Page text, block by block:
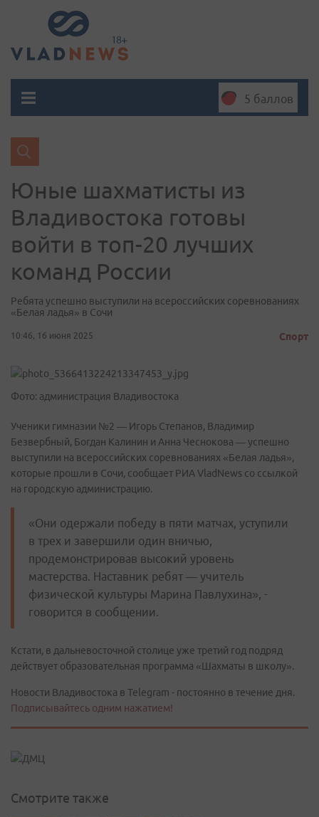
5 баллов
Юные шахматисты из
Владивостока готовы
войти в топ-20 лучших
команд России
Ребята успешно выступили на всероссийских соревнованиях
«Белая ладья» в Сочи
10:46, 16 июня 2025 Спорт
Фото: администрация Владивостока
Ученики гимназии №2 — Игорь Степанов, Владимир
Безвербный, Богдан Калинин и Анна Чеснокова — успешно
выступили на всероссийских соревнованиях «Белая ладья»,
которые прошли в Сочи, сообщает РИА VladNews со ссылкой
на городскую администрацию.
«Они одержали победу в пяти матчах, уступили
в трех и завершили один вничью,
продемонстрировав высокий уровень
мастерства. Наставник ребят — учитель
физической культуры Марина Павлухина», -
говорится в сообщении.
Кстати, в дальневосточной столице уже третий год подряд
действует образовательная программа «Шахматы в школу».
Новости Владивостока в Telegram - постоянно в течение дня.
Подписывайтесь одним нажатием!
Смотрите также